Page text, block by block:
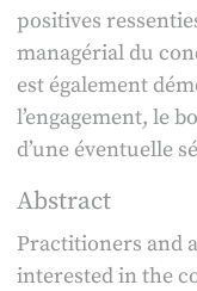
positives
managérial du
est également
l’engagement, le
d’une éventuelle
Abstract
Practitioners and
interested in the